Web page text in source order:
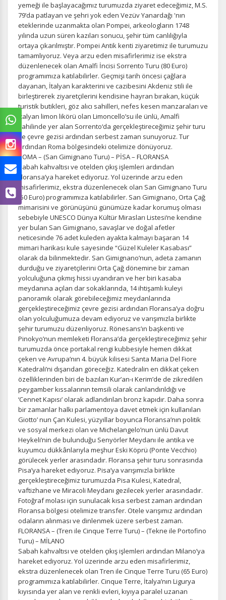
ÇEREZ KULLANIM AYARLARINIZ
Çerez tercihlerinizibelirleyin.
Daha fazla bilgi içinKVKK bilgilendirmemizi,çerez kullanım
gizlilik koşullarınıinceleyebilirsiniz.
Zorunlu Çerezler HER ZAMAN AKTIF
Oturum yönetimi, güvenlik ve temel site işlevleri için
gereklidir. Bu çerezler olmadan site düzgün çalışmaz ve
yemeği ile başlayacağımız turumuzda ziyaret edeceğimiz, M.S.
79’da patlayan ve şehri yok eden Vezüv Yanardağı 'nın
eteklerinde uzanmakta olan Pompei, arkeologların 1748
yılında uzun süren kazıları sonucu, şehir tüm canlılığıyla
ortaya çıkarılmıştır. Pompei Antik kenti ziyaretimiz ile turumuzu
tamamlıyoruz. Veya arzu eden misafirlerimiz ise ekstra
düzenlenecek olan Amalfi İncisi Sorrento Turu (80 Euro)
programımıza katılabilirler. Geçmişi tarih öncesi çağlara
dayanan, İtalyan karakterini ve cazibesini Akdeniz stili ile
birleştirerek ziyaretçilerini kendisine hayran bırakan, küçük
turistik butikleri, göz alıcı sahilleri, nefes kesen manzaraları ve
İtalyan limon likörü olan Limoncello’su ile ünlü, Amalfi
sahilinde yer alan Sorrento‘da gerçekleştireceğimiz şehir turu
ve çevre gezisi ardından serbest zaman sunuyoruz. Tur
ardından Roma bölgesindeki otelimize dönüyoruz.
ROMA – (San Gimignano Turu) – PİSA – FLORANSA
Sabah kahvaltısı ve otelden çıkış işlemleri ardından
Floransa’ya hareket ediyoruz. Yol üzerinde arzu eden
misafirlerimiz, ekstra düzenlenecek olan San Gimignano Turu
(50 Euro) programımıza katılabilirler. San Gimignano, Orta Çağ
mimarisini ve görünüşünü günümüze kadar korumuş olması
sebebiyle UNESCO Dünya Kültür Mirasları Listesi‘ne kendine
yer bulan San Gimignano, savaşlar ve doğal afetler
neticesinde 76 adet kuleden ayakta kalmayı başaran 14
mimari harikası kule sayesinde “Güzel Kuleler Kasabası”
olarak da bilinmektedir. San Gimignano’nun, adeta zamanın
durduğu ve ziyaretçilerini Orta Çağ dönemine bir zaman
yolculuğuna çıkmış hissi uyandıran ve her biri kasaba
meydanına açılan dar sokaklarında, 14 ihtişamlı kuleyi
panoramik olarak görebileceğimiz meydanlarında
gerçekleştireceğimiz çevre gezisi ardından Floransa’ya doğru
olan yolculuğumuza devam ediyoruz ve varışımızla birlikte
şehir turumuzu düzenliyoruz. Rönesans’ın başkenti ve
Pinokyo’nun memleketi Floransa’da gerçekleştireceğimiz şehir
turumuzda önce portakal rengi kubbesiyle hemen dikkat
çeken ve Avrupa’nın 4. büyük kilisesi Santa Maria Del Fiore
Katedrali’ni dışarıdan göreceğiz. Katedralin en dikkat çeken
özelliklerinden biri de bazıları Kur’an-ı Kerim’de de zikredilen
peygamber kıssalarının temsili olarak canlandırıldığı ve
‘Cennet Kapısı’ olarak adlandırılan bronz kapıdır. Daha sonra
bir zamanlar halkı parlamentoya davet etmek için kullanılan
Giotto’ nun Çan Kulesi, yüzyıllar boyunca Floransa’nın politik
ve sosyal merkezi olan ve Michelangelo’nun ünlü Davut
Heykeli’nin de bulunduğu Senyörler Meydanı ile antika ve
kuyumcu dükkânlarıyla meşhur Eski Köprü (Ponte Vecchio)
görülecek yerler arasındadır. Floransa şehir turu sonrasında
Pisa’ya hareket ediyoruz. Pisa’ya varışımızla birlikte
gerçekleştireceğimiz turumuzda Pisa Kulesi, Katedral,
vaftizhane ve Miracoli Meydanı gezilecek yerler arasındadır.
Fotoğraf molası için sunulacak kısa serbest zaman ardından
Floransa bölgesi otelimize transfer. Otele varışımız ardından
odaların alınması ve dinlenmek üzere serbest zaman.
FLORANSA – (Tren ile Cinque Terre Turu) – (Tekne ile Portofino
Turu) – MİLANO
Sabah kahvaltısı ve otelden çıkış işlemleri ardından Milano’ya
hareket ediyoruz. Yol üzerinde arzu eden misafirlerimiz,
ekstra düzenlenecek olan Tren ile Cinque Terre Turu (65 Euro)
programımıza katılabilirler. Cinque Terre, İtalya’nın Ligurya
kıyısında yer alan ve renkli evleri, kıyıya paralel uzanan